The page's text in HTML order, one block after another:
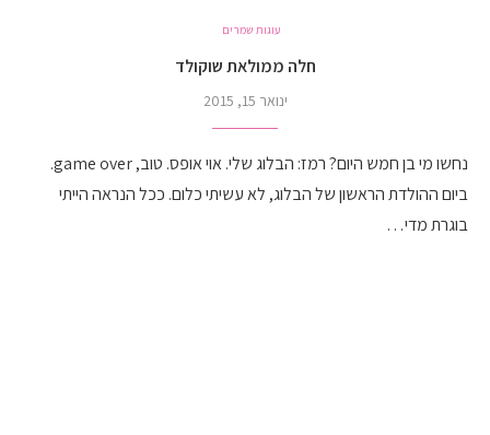
עוגות שמרים
חלה ממולאת שוקולד
ינואר 15, 2015
נחשו מי בן חמש היום? רמז: הבלוג שלי. אוי אופס. טוב, game over.
ביום ההולדת הראשון של הבלוג, לא עשיתי כלום. ככל הנראה הייתי
בוגרת מדי…